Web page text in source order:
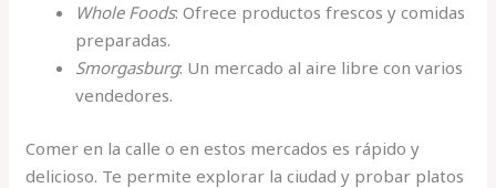
Whole Foods: Ofrece productos frescos y comidas
preparadas.
Smorgasburg: Un mercado al aire libre con varios
vendedores.
Comer en la calle o en estos mercados es rápido y
delicioso. Te permite explorar la ciudad y probar platos